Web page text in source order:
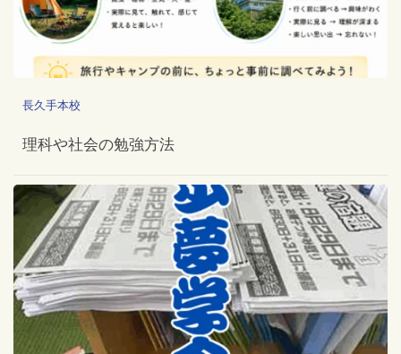
長久手本校
理科や社会の勉強方法